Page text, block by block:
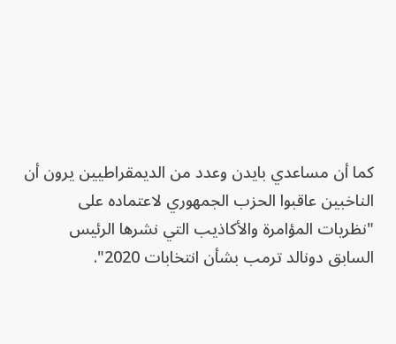
كما أن مساعدي بايدن وعدد من الديمقراطيين يرون أن
الناخبين عاقبوا الحزب الجمهوري لاعتماده على
"نظريات المؤامرة والأكاذيب التي نشرها الرئيس
السابق دونالد ترمب بشأن انتخابات 2020".